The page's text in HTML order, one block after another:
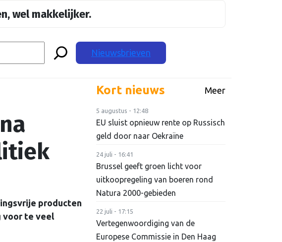
wel makkelijker.
Nieuwsbrieven
producten
voor te veel
Kort nieuws Meer
5 augustus - 12:48
EU sluist opnieuw rente op Russisch
geld door naar Oekraïne
24 juli - 16:41
Brussel geeft groen licht voor
uitkoopregeling van boeren rond
Natura 2000-gebieden
22 juli - 17:15
Vertegenwoordiging van de
Europese Commissie in Den Haag